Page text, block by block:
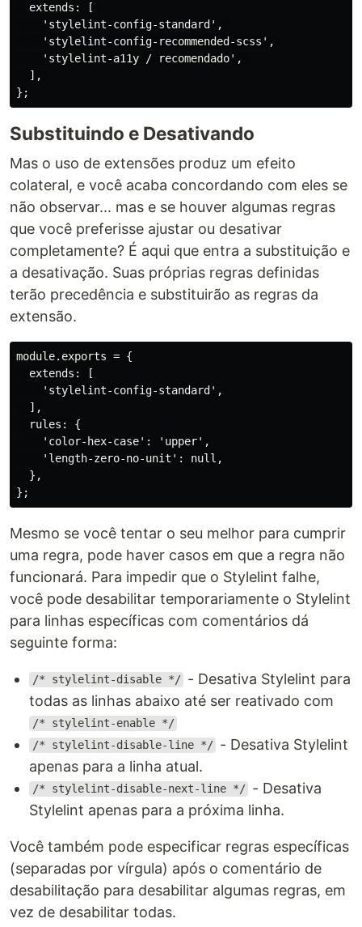
  extends: [
    'stylelint-config-standard',
    'stylelint-config-recommended-scss',
    'stylelint-a11y / recomendado',
  ],
Substituindo e Desativando
Mas o uso de extensões produz um efeito
colateral, e você acaba concordando com eles se
não observar... mas e se houver algumas regras
que você preferisse ajustar ou desativar
completamente? É aqui que entra a substituição e
a desativação. Suas próprias regras definidas
terão precedência e substituirão as regras da
extensão.
module.exports = {
  extends: [
    'stylelint-config-standard',
  ],
  rules: {
    'color-hex-case': 'upper',
    'length-zero-no-unit': null,
  },
Mesmo se você tentar o seu melhor para cumprir
uma regra, pode haver casos em que a regra não
funcionará. Para impedir que o Stylelint falhe,
você pode desabilitar temporariamente o Stylelint
para linhas específicas com comentários dá
seguinte forma:
/* stylelint-disable */ - Desativa Stylelint para
todas as linhas abaixo até ser reativado com
/* stylelint-enable */
/* stylelint-disable-line */ - Desativa Stylelint
apenas para a linha atual.
/* stylelint-disable-next-line */ - Desativa
Stylelint apenas para a próxima linha.
Você também pode especificar regras específicas
(separadas por vírgula) após o comentário de
desabilitação para desabilitar algumas regras, em
vez de desabilitar todas.